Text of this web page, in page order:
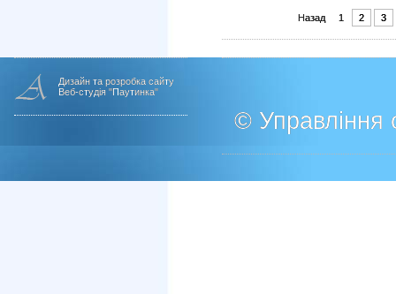
Назад 1 2 3
Дизайн та розробка сайту
Веб-студія "Паутинка"
© Управління